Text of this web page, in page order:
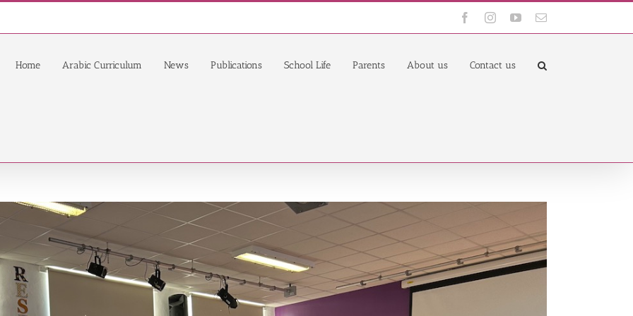
FacebookInstagramYouTubeEmail
Home Arabic Curriculum News Publications School Life Parents About us Contact us